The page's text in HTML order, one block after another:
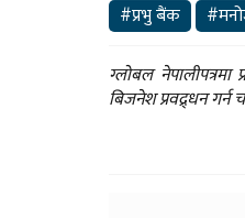
#प्रभु बैंक
ग्लोबल
बिजनेश प्रवद्र्धन